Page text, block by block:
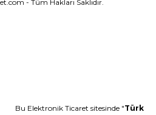
- Tüm Hakları Saklıdır.
sitesinde "Türk